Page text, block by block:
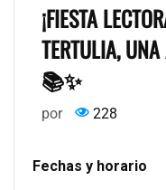
¡FIESTA
TERTULIA,
📚✨
por 228
Fechas y horario